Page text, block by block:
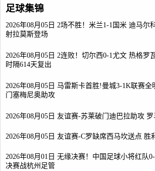
足球集锦
2026年08月05日 2场不胜！米兰1-1国米 迪马尔
射拉莫斯登场
2026年08月05日 2连败！切尔西0-1尤文 热格罗
时隔614天复出
2026年08月05日 马雷斯卡首胜!曼城3-1K联赛
门塞梅尼奥助攻
2026年08月05日 友谊赛-苏莱破门迪巴拉助攻
2026年08月05日 友谊赛-C罗缺席西马坎送点 胜
2026年08月01日 无缘决赛！中国足球小将红队
决赛战杭州足管